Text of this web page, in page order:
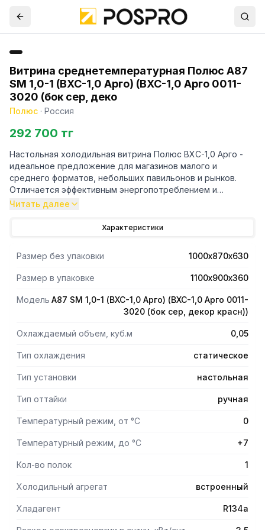
Витрина среднетемпературная Полюс A87
SM 1,0-1 (ВХС-1,0 Арго) (ВХС-1,0 Арго 0011-
3020 (бок сер, деко
Полюс · Россия
292 700 тг
Настольная холодильная витрина Полюс ВХС-1,0 Арго -
идеальное предложение для магазинов малого и
среднего форматов, небольших павильонов и рынков.
Отличается эффективным энергопотреблением и
компактностью. Цвет декоративной панели - красный.
Читать далее
Характеристики
Размер без упаковки 1000х870х630
Размер в упаковке 1100х900х360
Модель A87 SM 1,0-1 (ВХС-1,0 Арго) (ВХС-1,0 Арго 0011-
3020 (бок сер, декор красн))
Охлаждаемый объем, куб.м 0,05
Тип охлаждения статическое
Тип установки настольная
Тип оттайки ручная
Температурный режим, от °С 0
Температурный режим, до °С +7
Кол-во полок 1
Холодильный агрегат встроенный
Хладагент R134a